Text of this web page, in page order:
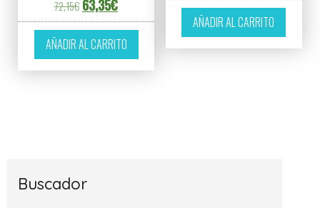
72,15€ El precio original era: 72,15€.
63,35€El precio actual es: 63,35€.
AÑADIR AL CARRITO
AÑADIR AL CARRITO
Buscador